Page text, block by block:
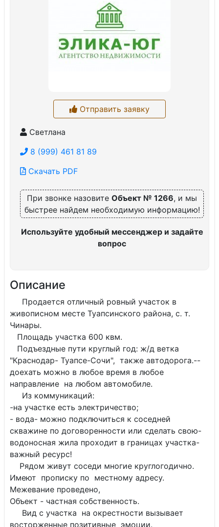
Отправить заявку
Светлана
8 (999) 461 81 89
Скачать PDF
При звонке назовите Объект № 1266, и мы
быстрее найдем необходимую информацию!
Используйте удобный мессенджер и задайте
вопрос
Описание
Продается отличный ровный участок в
живописном месте Туапсинского района, с. т.
Чинары.
Площадь участка 600 квм.
Подъездные пути круглый год: ж/д ветка
"Краснодар- Туапсе-Сочи", также автодорога.--
доехать можно в любое время в любое
направление на любом автомобиле.
Из коммуникаций:
-на участке есть электричество;
- вода- можно подключиться к соседней
скважине по договоренности или сделать свою-
водоносная жила проходит в границах участка-
важный ресурс!
Рядом живут соседи многие круглогодично.
Имеют прописку по местному адресу.
Межевание проведено,
Объект - частная собственность.
Вид с участка на окрестности вызывает
восторженные позитивные эмоции.